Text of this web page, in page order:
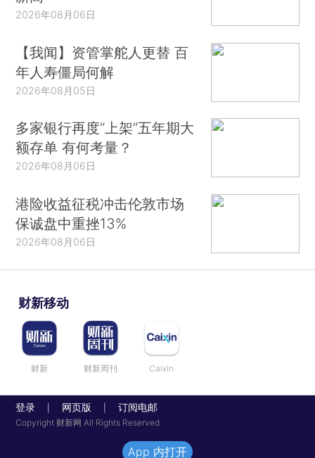
2026年08月06日
【我闻】资管掌舵人更替 百
年人寿僵局何解
2026年08月05日
多家银行再度“上架”五年期大
额存单 有何考量？
2026年08月06日
港险收益征税冲击伦敦市场
保诚盘中重挫13%
2026年08月06日
财新移动
财新 财新周刊 Caixin
登录 网页版 订阅电邮
Copyright 财新网 All Rights Reserved
App 内打开